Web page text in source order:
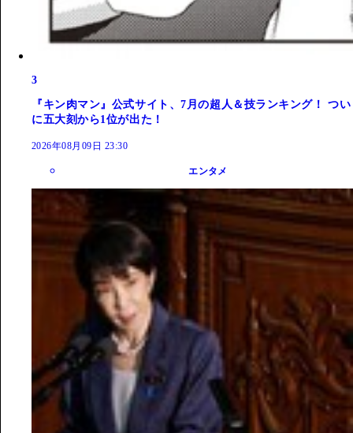
3
『キン肉マン』公式サイト、7月の超人＆技ランキング！ つい
に五大刻から1位が出た！
2026年08月09日 23:30
エンタメ